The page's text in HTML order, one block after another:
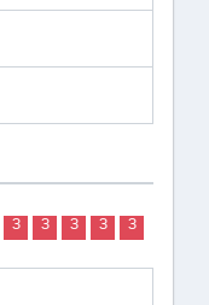
З З З З З